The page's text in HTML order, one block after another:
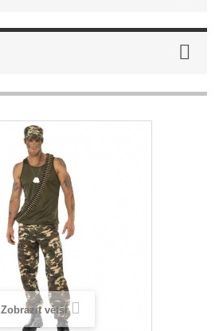
Zobrazit větší